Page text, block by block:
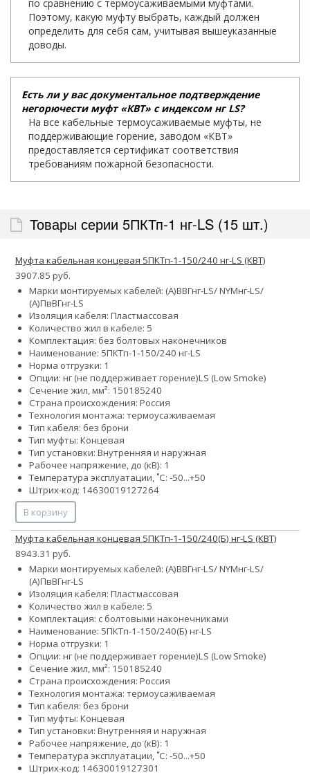
по сравнению с термоусаживаемыми муфтами.
Поэтому, какую муфту выбрать, каждый должен
определить для себя сам, учитывая вышеуказанные
доводы.
Есть ли у вас документальное подтверждение
негорючести муфт «КВТ» с индексом нг LS?
На все кабельные термоусаживаемые муфты, не
поддерживающие горение, заводом «КВТ»
предоставляется сертификат соответствия
требованиям пожарной безопасности.
Товары серии 5ПКТп-1 нг-LS (15 шт.)
Муфта кабельная концевая 5ПКТп-1-150/240 нг-LS (КВТ)
3907.85 руб.
Марки монтируемых кабелей: (А)ВВГнг-LS/ NYMнг-LS/
(А)ПвВГнг-LS
Изоляция кабеля: Пластмассовая
Количество жил в кабеле: 5
Комплектация: без болтовых наконечников
Наименование: 5ПКТп-1-150/240 нг-LS
Норма отгрузки: 1
Опции: нг (не поддерживает горение)LS (Low Smoke)
Сечение жил, мм²: 150185240
Страна происхождения: Россия
Технология монтажа: термоусаживаемая
Тип кабеля: без брони
Тип муфты: Концевая
Тип установки: Внутренняя и наружная
Рабочее напряжение, до (кВ): 1
Температура эксплуатации, ˚С: -50...+50
Штрих-код: 14630019127264
В корзину
Муфта кабельная концевая 5ПКТп-1-150/240(Б) нг-LS (КВТ)
8943.31 руб.
Марки монтируемых кабелей: (А)ВВГнг-LS/ NYMнг-LS/
(А)ПвВГнг-LS
Изоляция кабеля: Пластмассовая
Количество жил в кабеле: 5
Комплектация: с болтовыми наконечниками
Наименование: 5ПКТп-1-150/240(Б) нг-LS
Норма отгрузки: 1
Опции: нг (не поддерживает горение)LS (Low Smoke)
Сечение жил, мм²: 150185240
Страна происхождения: Россия
Технология монтажа: термоусаживаемая
Тип кабеля: без брони
Тип муфты: Концевая
Тип установки: Внутренняя и наружная
Рабочее напряжение, до (кВ): 1
Температура эксплуатации, ˚С: -50...+50
Штрих-код: 14630019127301